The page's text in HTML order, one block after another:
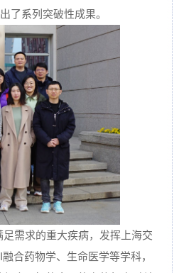
了系列突破性成果。
需求的重大疾病，发挥上海交
合药物学、生命医学等学科，